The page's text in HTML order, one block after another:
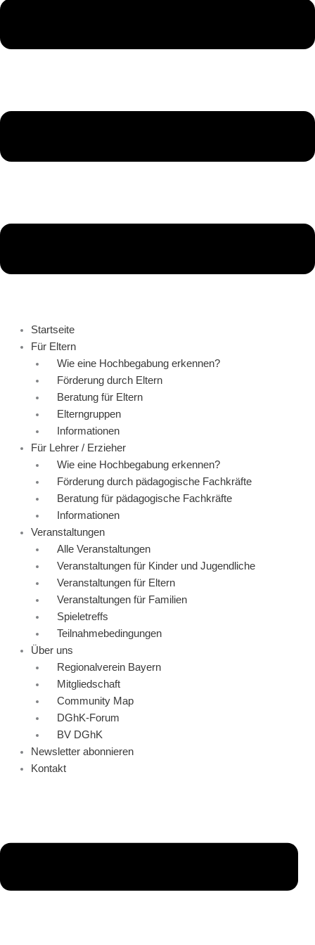
Startseite
Für Eltern
Wie eine Hochbegabung erkennen?
Förderung durch Eltern
Beratung für Eltern
Elterngruppen
Informationen
Für Lehrer / Erzieher
Wie eine Hochbegabung erkennen?
Förderung durch pädagogische Fachkräfte
Beratung für pädagogische Fachkräfte
Informationen
Veranstaltungen
Alle Veranstaltungen
Veranstaltungen für Kinder und Jugendliche
Veranstaltungen für Eltern
Veranstaltungen für Familien
Spieletreffs
Teilnahmebedingungen
Über uns
Regionalverein Bayern
Mitgliedschaft
Community Map
DGhK-Forum
BV DGhK
Newsletter abonnieren
Kontakt